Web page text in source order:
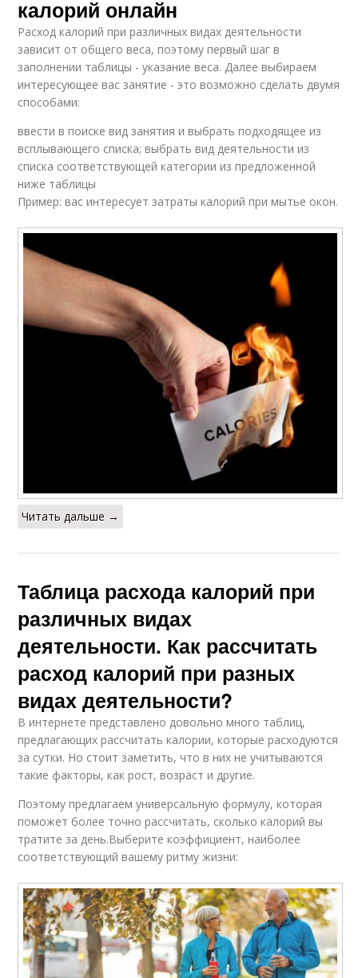
калорий онлайн
Расход калорий при различных видах деятельности
зависит от общего веса, поэтому первый шаг в
заполнении таблицы - указание веса. Далее выбираем
интересующее вас занятие - это возможно сделать двумя
способами:
ввести в поиске вид занятия и выбрать подходящее из
всплывающего списка; выбрать вид деятельности из
списка соответствующей категории из предложенной
ниже таблицы
Пример: вас интересует затраты калорий при мытье окон.
Читать дальше →
Таблица расхода калорий при
различных видах
деятельности. Как рассчитать
расход калорий при разных
видах деятельности?
В интернете представлено довольно много таблиц,
предлагающих рассчитать калории, которые расходуются
за сутки. Но стоит заметить, что в них не учитываются
такие факторы, как рост, возраст и другие.
Поэтому предлагаем универсальную формулу, которая
поможет более точно рассчитать, сколько калорий вы
тратите за день.Выберите коэффициент, наиболее
соответствующий вашему ритму жизни: